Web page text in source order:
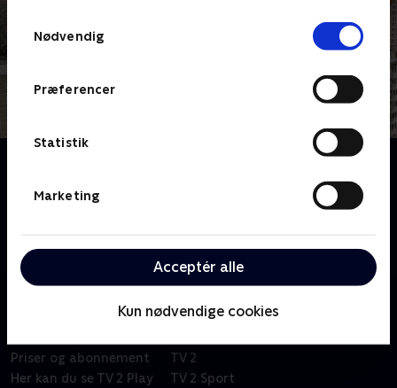
Nødvendig
Præferencer
Statistik
Marketing
Acceptér alle
Kun nødvendige cookies
Vidste du, at byen er fuld af dyr? Bydyret Vimse og en
flok nysgerrige børn går på opdagelse. Bag buskene,
med sjove arter, som bare venter på at blive opdaget.
Priser og abonnement
Her kan du se TV 2 Play
TV 2
TV 2 Sport